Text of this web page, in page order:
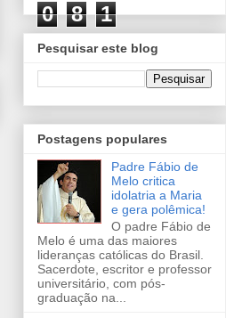
0
8 1
Pesquisar este blog
Postagens populares
Padre Fábio de
Melo critica
idolatria a Maria
e gera polêmica!
O padre Fábio de
Melo é uma das maiores
lideranças católicas do Brasil.
Sacerdote, escritor e professor
universitário, com pós-
graduação na...